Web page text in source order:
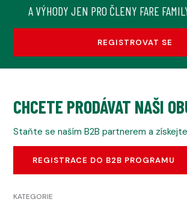
A VÝHODY JEN PRO ČLENY FARE
REGISTROVAT SE
CHCETE PRODÁVAT NAŠI
Staňte se naším B2B partnerem a
REGISTRACE DO B2B PROGRAMU
KATEGORIE